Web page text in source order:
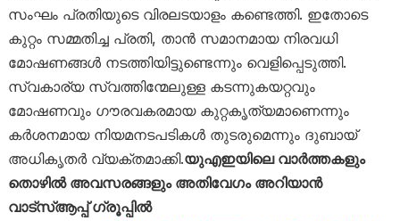
സംഘം പ്രതിയുടെ വിരലടയാളം കണ്ടെത്തി. ഇതോടെ
കുറ്റം സമ്മതിച്ച പ്രതി, താൻ സമാനമായ നിരവധി
മോഷണങ്ങൾ നടത്തിയിട്ടുണ്ടെന്നും വെളിപ്പെടുത്തി.
സ്വകാര്യ സ്വത്തിന്മേലുള്ള കടന്നുകയറ്റവും
മോഷണവും ഗൗരവകരമായ കുറ്റകൃത്യമാണെന്നും
കർശനമായ നിയമനടപടികൾ തുടരുമെന്നും ദുബായ്
അധികൃതർ വ്യക്തമാക്കി.യുഎഇയിലെ വാർത്തകളും
തൊഴിൽ അവസരങ്ങളും അതിവേഗം അറിയാൻ
വാട്സ്ആപ്പ് ഗ്രൂപ്പിൽ